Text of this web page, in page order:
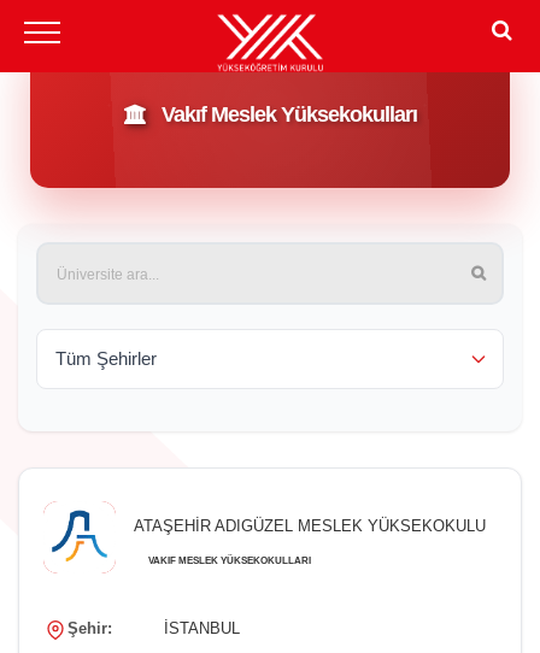
Vakıf Meslek Yüksekokulları
ATAŞEHİR ADIGÜZEL MESLEK YÜKSEKOKULU
VAKIF MESLEK YÜKSEKOKULLARI
Şehir: İSTANBUL